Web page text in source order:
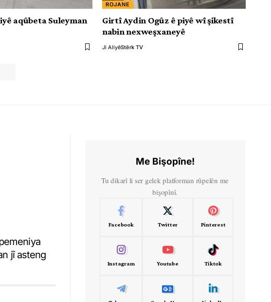
aqûbeta Suleyman
ROJANE
Girtî Aydin Ogûz ê piyê wî şikestî
nabin nexweşxaneyê
Ji AliyêStêrk TV
jî asteng
Me Bişopîne!
Tu dikarî li ser gelek platforman rûpelên me
bişopînî.
Facebook Twitter Pinterest
Instagram Youtube Tiktok